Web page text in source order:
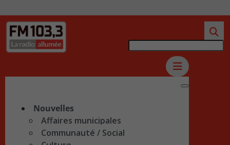
Nouvelles
Affaires municipales
Communauté / Social